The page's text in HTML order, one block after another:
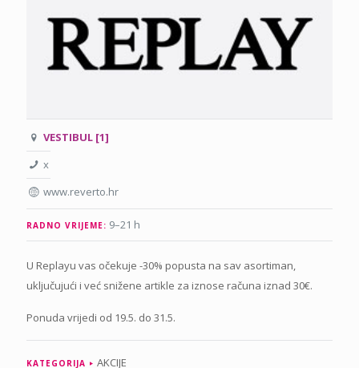
VESTIBUL [1]
x
www.reverto.hr
RADNO VRIJEME: 9–21 h
U Replayu vas očekuje -30% popusta na sav asortiman,
uključujući i već snižene artikle za iznose računa iznad 30€.
Ponuda vrijedi od 19.5. do 31.5.
KATEGORIJA AKCIJE